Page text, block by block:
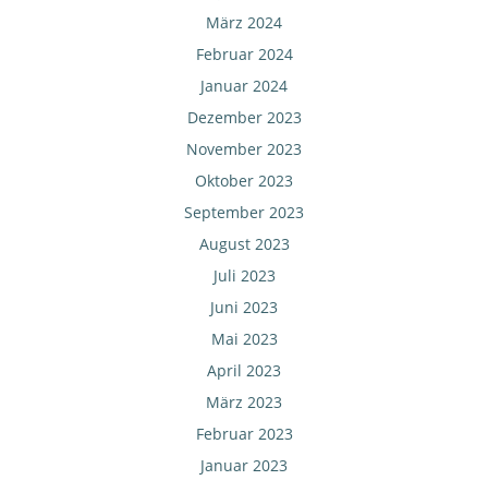
März 2024
Februar 2024
Januar 2024
Dezember 2023
November 2023
Oktober 2023
September 2023
August 2023
Juli 2023
Juni 2023
Mai 2023
April 2023
März 2023
Februar 2023
Januar 2023